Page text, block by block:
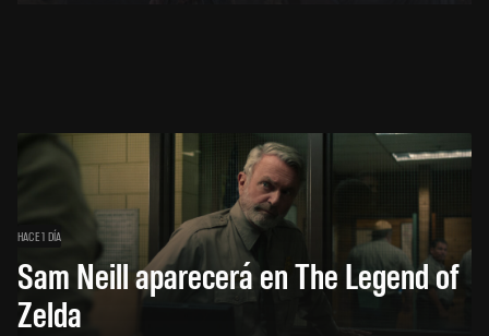
HACE 1 DÍA
Sam Neill aparecerá en The Legend of
Zelda